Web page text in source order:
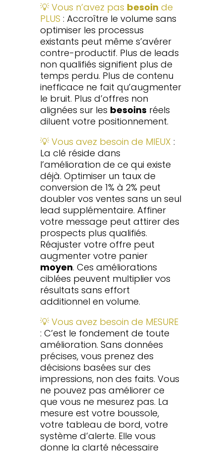
💡 Vous n’avez pas besoin de
PLUS : Accroître le volume sans
optimiser les processus
existants peut même s’avérer
contre-productif. Plus de leads
non qualifiés signifient plus de
temps perdu. Plus de contenu
inefficace ne fait qu’augmenter
le bruit. Plus d’offres non
alignées sur les besoins réels
diluent votre positionnement.
💡 Vous avez besoin de MIEUX :
La clé réside dans
l’amélioration de ce qui existe
déjà. Optimiser un taux de
conversion de 1% à 2% peut
doubler vos ventes sans un seul
lead supplémentaire. Affiner
votre message peut attirer des
prospects plus qualifiés.
Réajuster votre offre peut
augmenter votre panier
moyen. Ces améliorations
ciblées peuvent multiplier vos
résultats sans effort
additionnel en volume.
💡 Vous avez besoin de MESURE
: C’est le fondement de toute
amélioration. Sans données
précises, vous prenez des
décisions basées sur des
impressions, non des faits. Vous
ne pouvez pas améliorer ce
que vous ne mesurez pas. La
mesure est votre boussole,
votre tableau de bord, votre
système d’alerte. Elle vous
donne la clarté nécessaire